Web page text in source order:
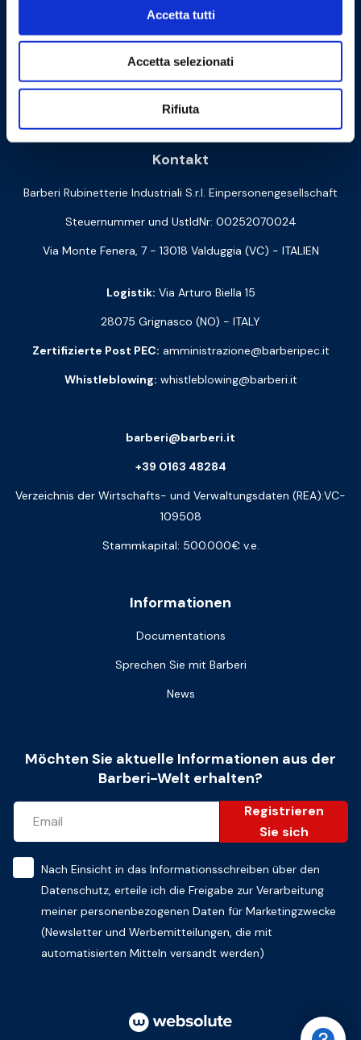
Accetta tutti
Accetta selezionati
Rifiuta
Cookie Policy Privacy Policy
Kontakt
Barberi Rubinetterie Industriali S.r.l. Einpersonengesellschaft
Steuernummer und UstIdNr: 00252070024
Via Monte Fenera, 7 - 13018 Valduggia (VC) - ITALIEN
Logistik: Via Arturo Biella 15
28075 Grignasco (NO) - ITALY
Zertifizierte Post PEC: amministrazione@barberipec.it
Whistleblowing: whistleblowing@barberi.it
Informationen
Documentations
Sprechen Sie mit Barberi
News
barberi@barberi.it
+39 0163 48284
Verzeichnis der Wirtschafts- und Verwaltungsdaten (REA):VC-
109508
Stammkapital: 500.000€ v.e.
Möchten Sie aktuelle Informationen aus der
Barberi-Welt erhalten?
Registrieren
Sie sich
Nach Einsicht in das Informationsschreiben über den
Datenschutz, erteile ich die Freigabe zur Verarbeitung
meiner personenbezogenen Daten für Marketingzwecke
(Newsletter und Werbemitteilungen, die mit
automatisierten Mitteln versandt werden)